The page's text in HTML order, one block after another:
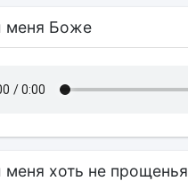
меня Боже
меня хоть не прощенья